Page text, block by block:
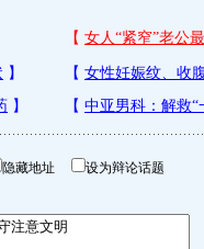
隐藏地址 设为辩论话题